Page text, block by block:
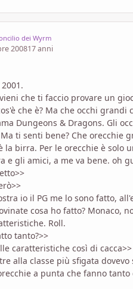
dei Wyrm
200817 anni
che ti faccio provare un
che è? Ma che occhi grandi
Dungeons & Dragons. Gli
ti senti bene? Che orecchie
la birra. Per le orecchie è solo
e gli amici, a me va bene. oh
io il PG me lo sono fatto,
cosa ho fatto? Monaco,
Roll.
tanto?>>
caratteristiche così di cacca>>
alla classe più sfigata
a punta che fanno tanto